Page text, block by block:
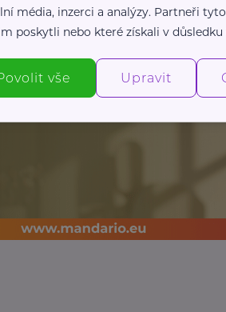
média, inzerci a analýzy. Partneři
poskytli nebo které získali v
vše Upravit